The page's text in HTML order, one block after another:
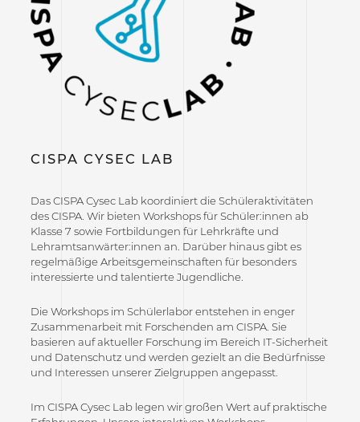
CISPA CYSEC LAB
Das CISPA Cysec Lab koordiniert die Schüleraktivitäten
des CISPA. Wir bieten Workshops für Schüler:innen ab
Klasse 7 sowie Fortbildungen für Lehrkräfte und
Lehramtsanwärter:innen an. Darüber hinaus gibt es
regelmäßige Arbeitsgemeinschaften für besonders
interessierte und talentierte Jugendliche.
Die Workshops im Schülerlabor entstehen in enger
Zusammenarbeit mit Forschenden am CISPA. Sie
basieren auf aktueller Forschung im Bereich IT-Sicherheit
und Datenschutz und werden gezielt an die Bedürfnisse
und Interessen unserer Zielgruppen angepasst.
Im CISPA Cysec Lab legen wir großen Wert auf praktische